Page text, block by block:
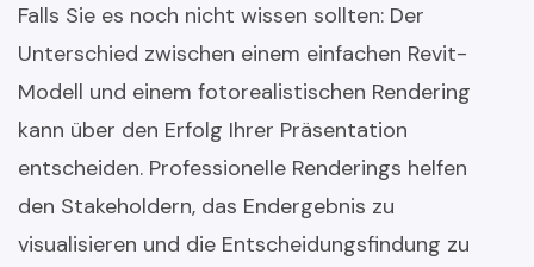
Falls Sie es noch nicht wissen sollten: Der
Unterschied zwischen einem einfachen Revit-
Modell und einem fotorealistischen Rendering
kann über den Erfolg Ihrer Präsentation
entscheiden. Professionelle Renderings helfen
den Stakeholdern, das Endergebnis zu
visualisieren und die Entscheidungsfindung zu